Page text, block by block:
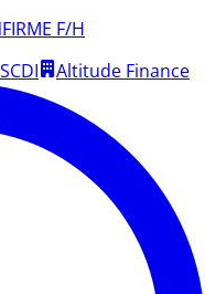
F/H
CDI Altitude Finance